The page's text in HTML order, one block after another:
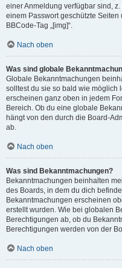
einer Anmeldung verfügbar sind,
einem Passwort geschützte
BBCode-Tag „[img]“.
Nach oben
Was sind globale
Globale Bekanntmachungen
solltest du sie so bald wie möglich
erscheinen ganz oben in jedem
Bereich. Ob du eine globale
hängt von den durch die Board-
ab.
Nach oben
Was sind Bekanntmachungen?
Bekanntmachungen beinhalten
des Boards, in dem du dich
Bekanntmachungen erscheinen
erstellt wurden. Wie bei globalen
Berechtigungen ab, ob du
Berechtigungen werden von der
Nach oben